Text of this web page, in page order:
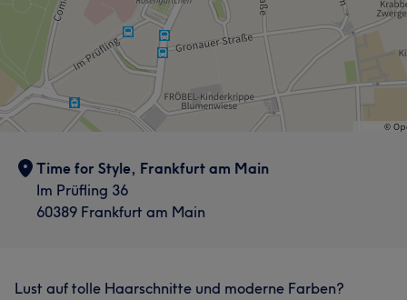
Time for Style, Frankfurt am Main
Im Prüfling 36
60389 Frankfurt am Main
Lust auf tolle Haarschnitte und moderne Farben?